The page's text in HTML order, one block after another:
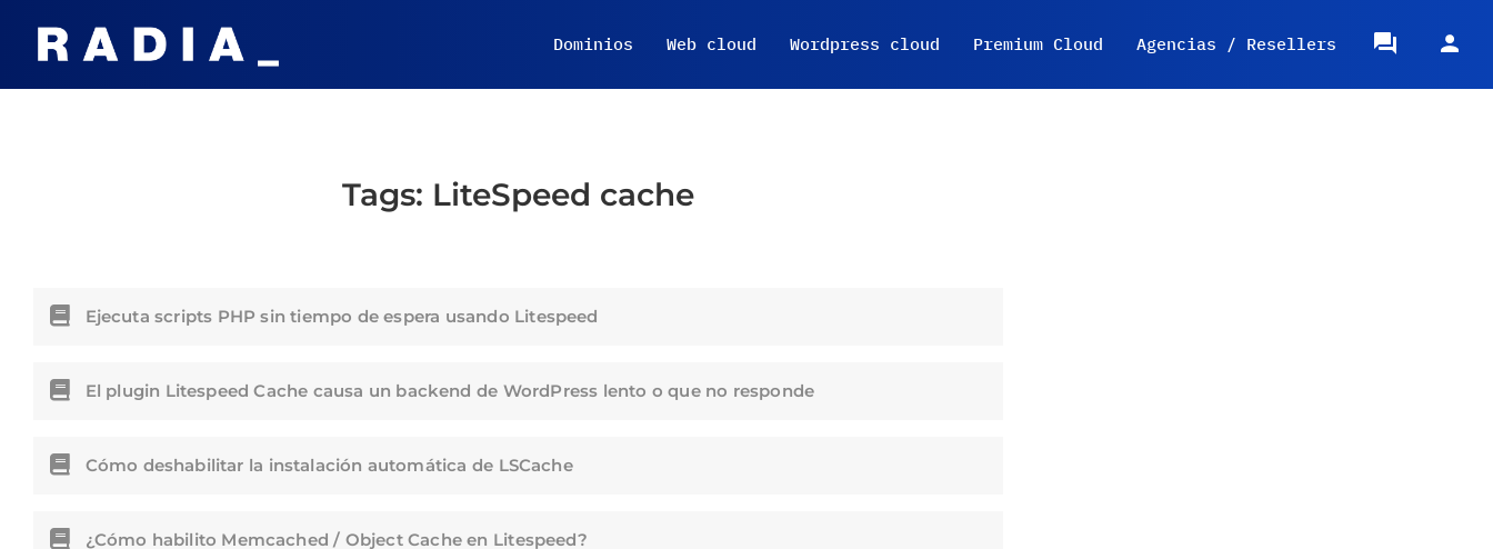
Dominios Web cloud Wordpress cloud Premium Cloud Agencias / Resellers
Tags: LiteSpeed cache
Ejecuta scripts PHP sin tiempo de espera usando Litespeed
El plugin Litespeed Cache causa un backend de WordPress lento o que no responde
Cómo deshabilitar la instalación automática de LSCache
¿Cómo habilito Memcached / Object Cache en Litespeed?